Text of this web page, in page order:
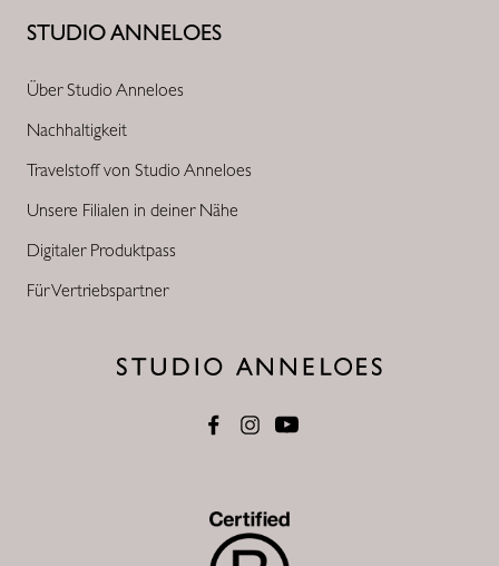
STUDIO ANNELOES
Über Studio Anneloes
Nachhaltigkeit
Travelstoff von Studio Anneloes
Unsere Filialen in deiner Nähe
Digitaler Produktpass
Für Vertriebspartner